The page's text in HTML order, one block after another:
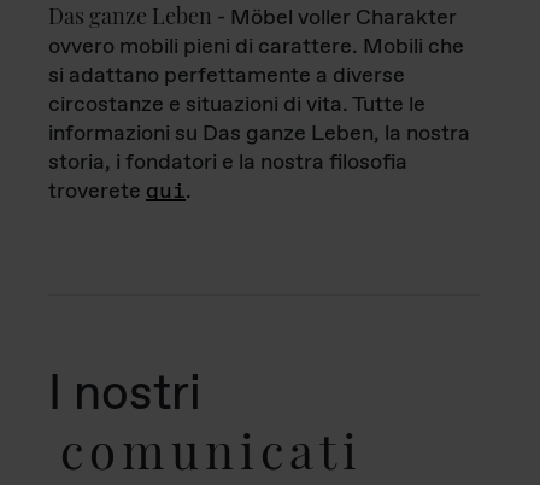
Das ganze Leben - Möbel voller Charakter
ovvero mobili pieni di carattere. Mobili che
si adattano perfettamente a diverse
circostanze e situazioni di vita. Tutte le
informazioni su Das ganze Leben, la nostra
storia, i fondatori e la nostra filosofia
troverete qui.
I nostri
comunicati